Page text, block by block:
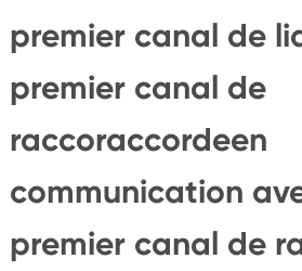
premier canal de
premier canal de
raccoraccordeen
communication
premier canal de